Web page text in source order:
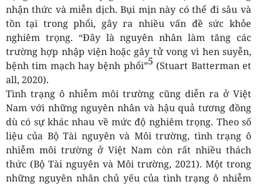
nhận thức và miễn dịch. Bụi mịn này có thể đi sâu và
tồn tại trong phổi, gây ra nhiều vấn đề sức khỏe
nghiêm trọng. “Đây là nguyên nhân làm tăng các
trường hợp nhập viện hoặc gây tử vong vì hen suyễn,
bệnh tim mạch hay bệnh phổi”5 (Stuart Batterman et
all, 2020).
Tình trạng ô nhiễm môi trường cũng diễn ra ở Việt
Nam với những nguyên nhân và hậu quả tương đồng
dù có sự khác nhau về mức độ nghiêm trọng. Theo số
liệu của Bộ Tài nguyên và Môi trường, tình trạng ô
nhiễm môi trường ở Việt Nam còn rất nhiều thách
thức (Bộ Tài nguyên và Môi trường, 2021). Một trong
những nguyên nhân chủ yếu của tình trạng ô nhiễm